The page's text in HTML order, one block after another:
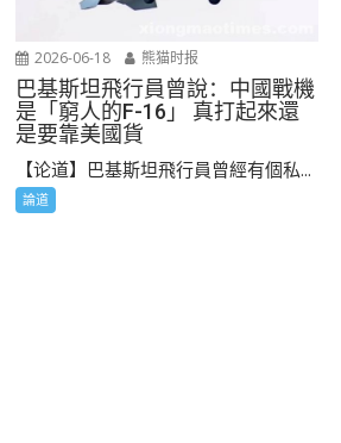
2026-06-18 熊猫时报
巴基斯坦飛行員曾說：中國戰機
是「窮人的F-16」 真打起來還
是要靠美國貨
【论道】巴基斯坦飛行員曾經有個私...
論道